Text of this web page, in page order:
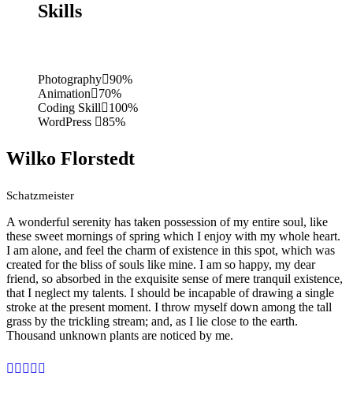
Skills
Photography 90%
Animation
70%
Coding Skill
100%
WordPress
85%
Wilko Florstedt
Schatzmeister
A wonderful serenity has taken possession of my entire soul, like
these sweet mornings of spring which I enjoy with my whole heart.
I am alone, and feel the charm of existence in this spot, which was
created for the bliss of souls like mine. I am so happy, my dear
friend, so absorbed in the exquisite sense of mere tranquil existence,
that I neglect my talents. I should be incapable of drawing a single
stroke at the present moment. I throw myself down among the tall
grass by the trickling stream; and, as I lie close to the earth.
Thousand unknown plants are noticed by me.